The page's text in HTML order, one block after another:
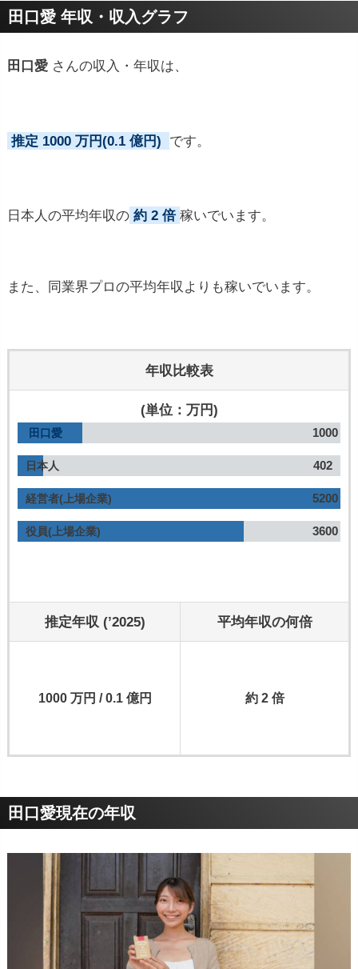
田口愛 年収・収入グラフ
田口愛 さんの収入・年収は、
推定 1000 万円(0.1 億円) です。
日本人の平均年収の 約 2 倍 稼いでいます。
また、同業界プロの平均年収よりも稼いでいます。
年収比較表
(単位：万円)
田口愛 1000
日本人 402
経営者(上場企業) 5200
役員(上場企業) 3600
推定年収 (’2025) 平均年収の何倍
1000 万円 / 0.1 億円 約 2 倍
田口愛現在の年収